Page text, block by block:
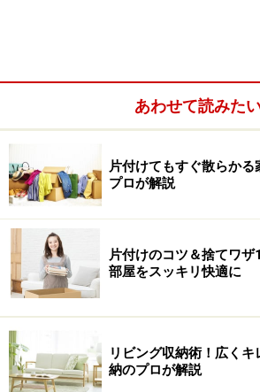
家全体の収納場所をひと通り見せて
廊下の物入れは本を中心にアルバム
りと詰まっていました。アイテム
く、手前と奥との2列にしまわれて
握するのが容易ではありません。ま
なのか、混じり合っていて分かりに
です。
ールキャビネット家具にはフラワー資材
あわせて読みた
片付けてもすぐ散らか
プロが解説
片付けのコツ＆捨てワ
部屋をスッキリ快適に
リビング収納術！広く
納のプロが解説